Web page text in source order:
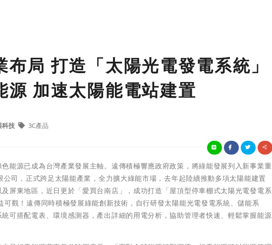
局 打造「太陽光電發電系統」
源 加速太陽能電站建置
科技 3C產品
能源已成為台灣產業發展主軸。遠傳積極響應政府政策，將綠能發展列入新事業重
司，正式跨足太陽能產業，全力擴大綠能市場，去年起陸續推動多項太陽能建置
屏東地區，近日更於「愛買台南店」，成功打造「屋頂型停車棚式太陽光電發電系
觀！遠傳同時積極發展綠能創新技術，自行研發太陽能光電發電系統、儲能系
可搭配電表、環境感測器，產出詳細的用電分析，協助管理者快速、輕鬆掌握能源